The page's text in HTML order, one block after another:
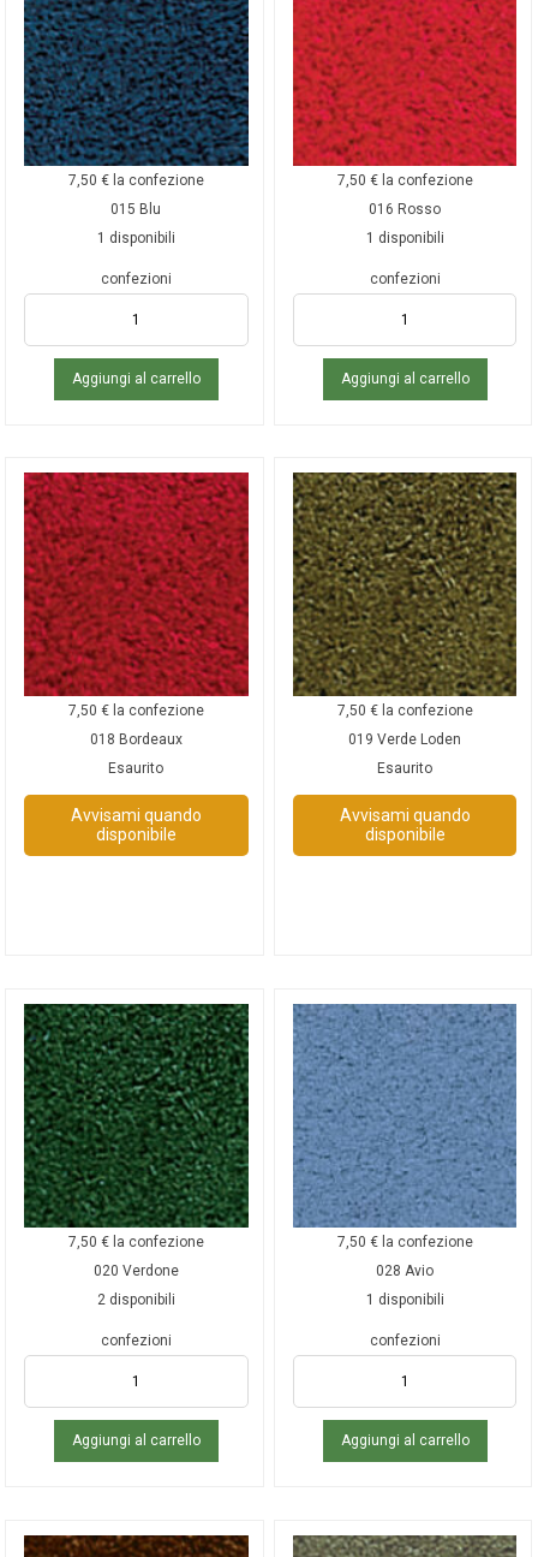
7,50 € la confezione
015 Blu
1 disponibili
confezioni
Aggiungi al carrello
7,50 € la confezione
016 Rosso
1 disponibili
confezioni
Aggiungi al carrello
7,50 € la confezione
018 Bordeaux
Esaurito
Avvisami quando
disponibile
7,50 € la confezione
019 Verde Loden
Esaurito
Avvisami quando
disponibile
7,50 € la confezione
020 Verdone
2 disponibili
confezioni
Aggiungi al carrello
7,50 € la confezione
028 Avio
1 disponibili
confezioni
Aggiungi al carrello